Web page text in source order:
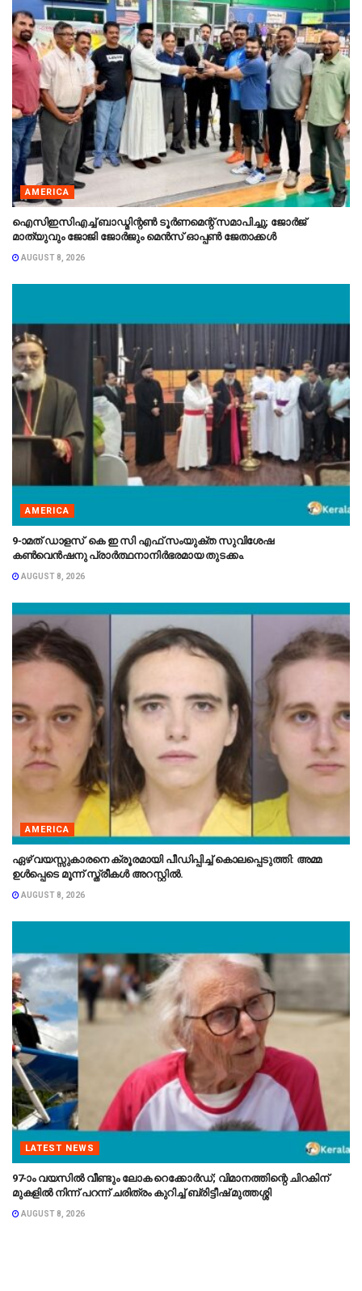
AMERICA
ഐസിഇസിഎച്ച് ബാഡ്മിന്റൺ ടൂർണമെന്റ് സമാപിച്ചു; ജോർജ്
മാത്യുവും ജോജി ജോർജും മെൻസ് ഓപ്പൺ ജേതാക്കൾ
AUGUST 8, 2026
AMERICA
9-ാമത് ഡാളസ് കെ ഇ സി എഫ് സംയുക്ത സുവിശേഷ
കൺവെൻഷനു പ്രാർത്ഥനാനിർഭരമായ തുടക്കം.
AUGUST 8, 2026
AMERICA
ഏഴ് വയസ്സുകാരനെ ക്രൂരമായി പീഡിപ്പിച്ച് കൊലപ്പെടുത്തി: അമ്മ
ഉൾപ്പെടെ മൂന്ന് സ്ത്രീകൾ അറസ്റ്റിൽ.
AUGUST 8, 2026
LATEST NEWS
97-ാം വയസിൽ വീണ്ടും ലോക റെക്കോർഡ്; വിമാനത്തിന്റെ ചിറകിന്
മുകളിൽ നിന്ന് പറന്ന് ചരിത്രം കുറിച്ച് ബ്രിട്ടീഷ് മുത്തശ്ശി
AUGUST 8, 2026